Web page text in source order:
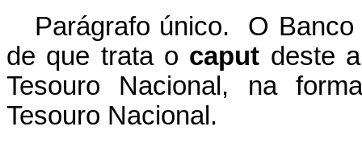
Parágrafo único. O
de que trata o caput deste
Tesouro Nacional, na
Tesouro Nacional.